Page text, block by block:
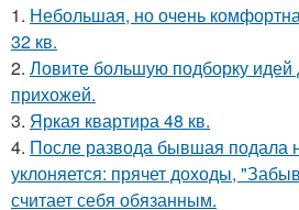
1. Небольшая, но очень
32 кв.
2. Ловите большую подборку идей
прихожей.
3. Яркая квартира 48 кв.
4. После развода бывшая подала
уклоняется: прячет доходы,
считает себя обязанным.